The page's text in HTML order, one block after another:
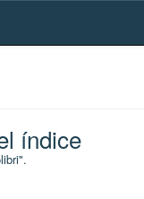
índice